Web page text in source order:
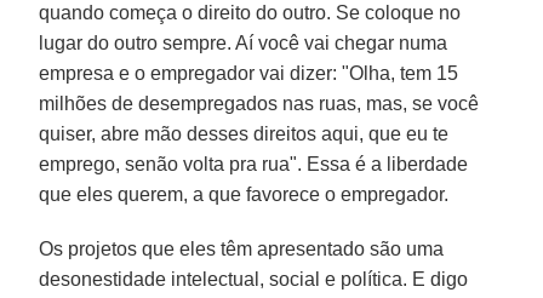
quando começa o direito do outro. Se coloque no
lugar do outro sempre. Aí você vai chegar numa
empresa e o empregador vai dizer: "Olha, tem 15
milhões de desempregados nas ruas, mas, se você
quiser, abre mão desses direitos aqui, que eu te
emprego, senão volta pra rua". Essa é a liberdade
que eles querem, a que favorece o empregador.
Os projetos que eles têm apresentado são uma
desonestidade intelectual, social e política. E digo